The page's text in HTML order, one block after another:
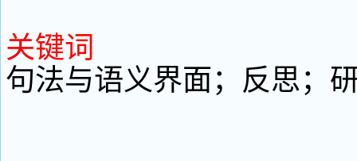
关键词
句法与语义界面；反思；